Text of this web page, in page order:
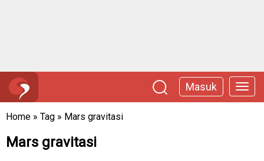
Masuk
Home » Tag » Mars gravitasi
Mars gravitasi